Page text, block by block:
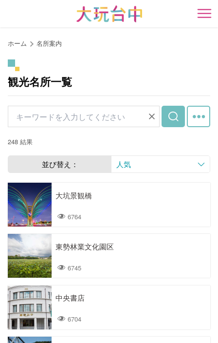
開
ホーム 名所案内
観光名所一覧
248 結果
並び替え： 人気
大坑景観橋
6764
東勢林業文化園区
6745
中央書店
6704